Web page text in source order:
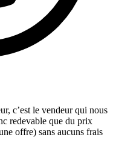
c’est le vendeur qui nous
redevable que du prix
offre) sans aucuns frais